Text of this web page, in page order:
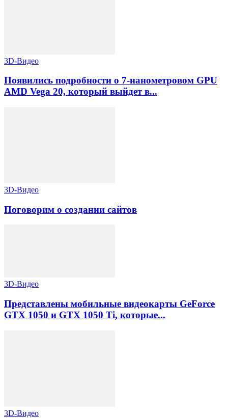
3D-Видео
Появились подробности о 7-нанометровом GPU
AMD Vega 20, который выйдет в...
3D-Видео
Поговорим о создании сайтов
3D-Видео
Представлены мобильные видеокарты GeForce
GTX 1050 и GTX 1050 Ti, которые...
3D-Видео